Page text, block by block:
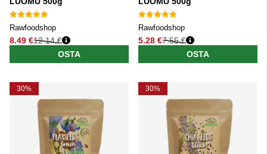
Rawfoodshop
8.49 €
Normaali hinta
12.14 €
OSTA
Rawfoodshop
5.28 €
Normaali hinta
7.55 €
OSTA
30% 30%